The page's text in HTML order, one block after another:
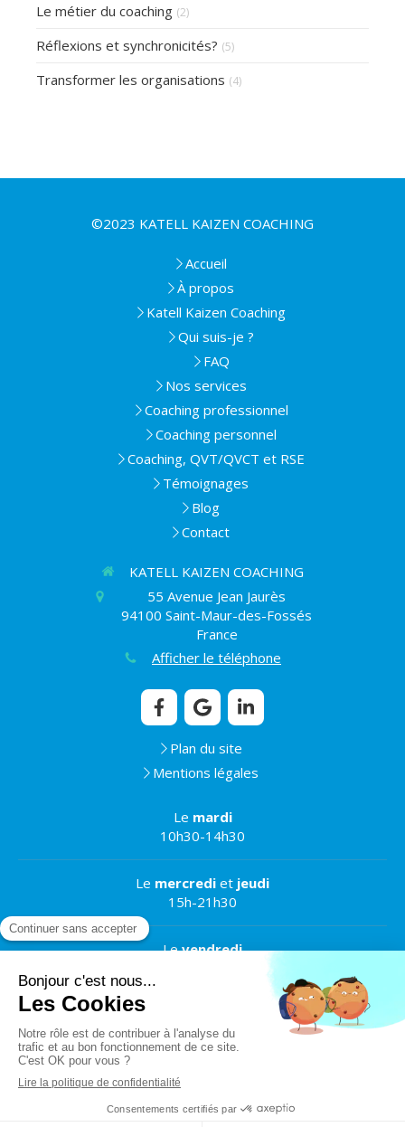
Le métier du coaching (2)
Réflexions et synchronicités? (5)
Transformer les organisations (4)
©2023 KATELL KAIZEN COACHING
Accueil
À propos
Katell Kaizen Coaching
Qui suis-je ?
FAQ
Nos services
Coaching professionnel
Coaching personnel
Coaching, QVT/QVCT et RSE
Témoignages
Blog
Contact
KATELL KAIZEN COACHING
55 Avenue Jean Jaurès
94100 Saint-Maur-des-Fossés
France
Afficher le téléphone
Plan du site
Mentions légales
Le mardi
10h30-14h30
Le mercredi et jeudi
15h-21h30
Levendredi
11h-17h
Création et référencement du site par Simplébo